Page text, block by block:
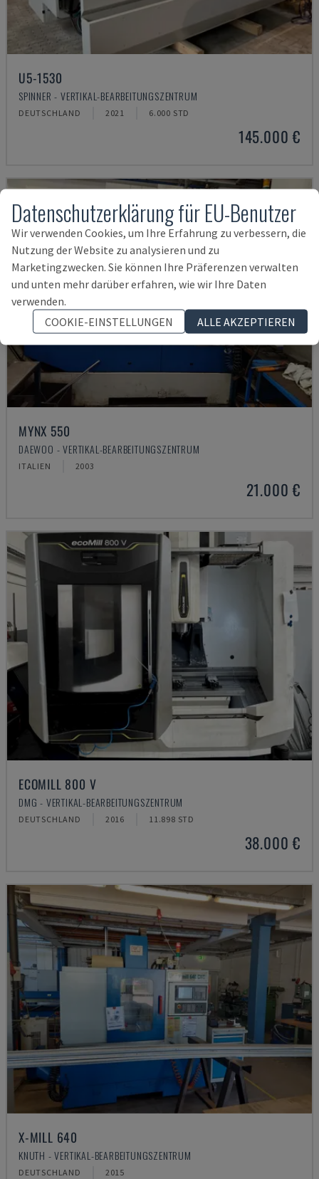
U5-1530
SPINNER - VERTIKAL-BEARBEITUNGSZENTRUM
DEUTSCHLAND 2021 6.000 STD
145.000 €
MYNX 550
DAEWOO - VERTIKAL-BEARBEITUNGSZENTRUM
ITALIEN 2003
21.000 €
ECOMILL 800 V
DMG - VERTIKAL-BEARBEITUNGSZENTRUM
DEUTSCHLAND 2016 11.898 STD
38.000 €
X-MILL 640
KNUTH - VERTIKAL-BEARBEITUNGSZENTRUM
DEUTSCHLAND 2015
Datenschutzerklärung für EU-Benutzer
Wir verwenden Cookies, um Ihre Erfahrung zu verbessern, die
Nutzung der Website zu analysieren und zu
Marketingzwecken. Sie können Ihre Präferenzen verwalten
und unten mehr darüber erfahren, wie wir Ihre Daten
verwenden.
COOKIE-EINSTELLUNGEN
ALLE AKZEPTIEREN